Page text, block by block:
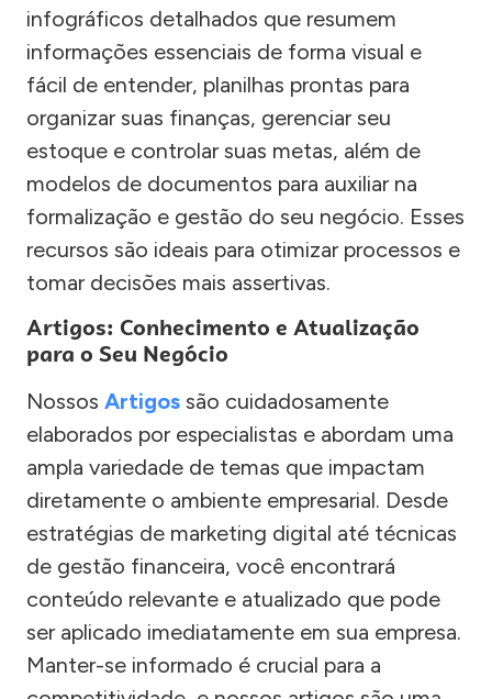
infográficos detalhados que resumem
informações essenciais de forma visual e
fácil de entender, planilhas prontas para
organizar suas finanças, gerenciar seu
estoque e controlar suas metas, além de
modelos de documentos para auxiliar na
formalização e gestão do seu negócio. Esses
recursos são ideais para otimizar processos e
tomar decisões mais assertivas.
Artigos: Conhecimento e Atualização
para o Seu Negócio
Nossos Artigos são cuidadosamente
elaborados por especialistas e abordam uma
ampla variedade de temas que impactam
diretamente o ambiente empresarial. Desde
estratégias de marketing digital até técnicas
de gestão financeira, você encontrará
conteúdo relevante e atualizado que pode
ser aplicado imediatamente em sua empresa.
Manter-se informado é crucial para a